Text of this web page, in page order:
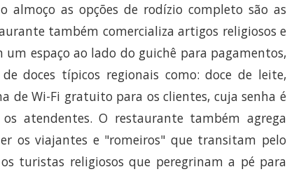
almoço as opções de rodízio completo são as
também comercializa artigos religiosos e
espaço ao lado do guichê para pagamentos,
doces típicos regionais como: doce de leite,
de Wi-Fi gratuito para os clientes, cuja senha é
atendentes. O restaurante também agrega
os viajantes e "romeiros" que transitam pelo
turistas religiosos que peregrinam a pé para